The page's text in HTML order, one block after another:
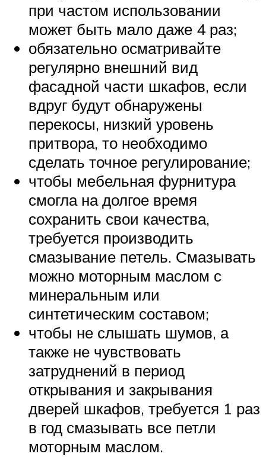
при частом использовании
может быть мало даже 4 раз;
обязательно осматривайте
регулярно внешний вид
фасадной части шкафов, если
вдруг будут обнаружены
перекосы, низкий уровень
притвора, то необходимо
сделать точное регулирование;
чтобы мебельная фурнитура
смогла на долгое время
сохранить свои качества,
требуется производить
смазывание петель. Смазывать
можно моторным маслом с
минеральным или
синтетическим составом;
чтобы не слышать шумов, а
также не чувствовать
затруднений в период
открывания и закрывания
дверей шкафов, требуется 1 раз
в год смазывать все петли
моторным маслом.